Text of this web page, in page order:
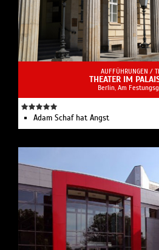
AUFFÜHRUNGEN /
THEATER IM
Berlin, Am
Adam Schaf hat Angst